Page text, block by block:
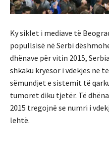
Ky siklet i mediave të
popullsisë në Serbi
dhënave për vitin 2015,
shkaku kryesor i vdekjes në
sëmundjet e sistemit të
tumoret diku tjetër. Të
2015 tregojnë se numri i
lehtë.